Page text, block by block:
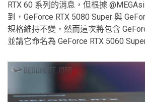
RTX 60 系列的消息，但根據
到，GeForce RTX 5080 Super 與
規格維持不變，然而這次將包含
並講它命名為 GeForce RTX 5060